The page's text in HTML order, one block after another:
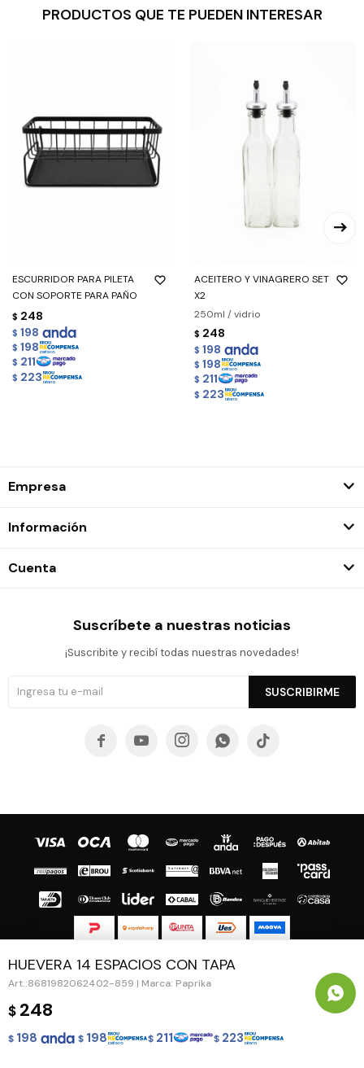
HUEVERA 14 ESPACIOS CON TAPA
8681982062402-859 | Marca: Paprika
$ 248
$ 198 $ 198 $ 211 $ 223
PRODUCTOS QUE TE PUEDEN INTERESAR
ESCURRIDOR PARA PILETA
CON SOPORTE PARA PAÑO
$ 248
$ 198
$ 198
$ 211
$ 223
ACEITERO Y VINAGRERO SET
X2
250ml / vidrio
$ 248
$ 198
$ 198
$ 211
$ 223
Empresa
Información
Cuenta
Suscríbete a nuestras noticias
¡Suscribite y recibí todas nuestras novedades!
SUSCRIBIRME
    
© Copyright 2026 / Guapa - Paprika